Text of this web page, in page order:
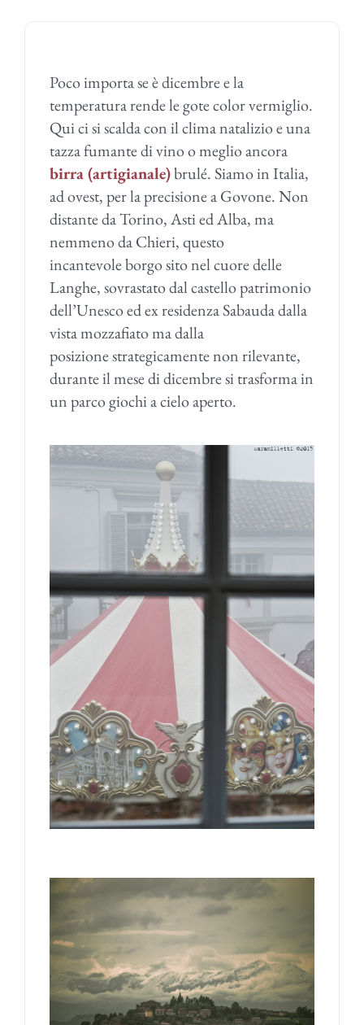
Poco importa se è dicembre e la
temperatura rende le gote color vermiglio.
Qui ci si scalda con il clima natalizio e una
tazza fumante di vino o meglio ancora
birra (artigianale)brulé. Siamo in Italia,
ad ovest, per la precisione a Govone. Non
distante da Torino, Asti ed Alba, ma
nemmeno da Chieri, questo
incantevole borgo sito nel cuore delle
Langhe, sovrastato dal castello patrimonio
dell’Unesco ed ex residenza Sabauda dalla
vista mozzafiato ma dalla
posizione strategicamente non rilevante,
durante il mese di dicembre si trasforma in
un parco giochi a cielo aperto.